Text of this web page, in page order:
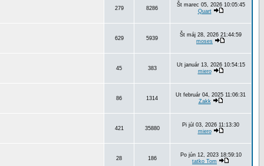
279 8286
Št marec 05, 2026 10:05:45
Quart
629 5939
Št máj 28, 2026 21:44:59
moses
45 383
Ut január 13, 2026 10:54:15
miero
86 1314
Ut február 04, 2025 11:06:31
Zakk
421 35880
Pi júl 03, 2026 11:13:30
miero
28 186
Po jún 12, 2023 18:59:10
tatko Tom